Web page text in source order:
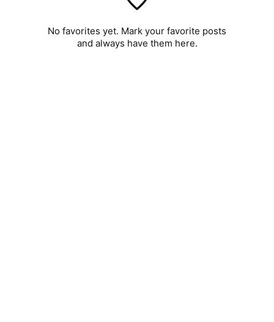
No favorites yet. Mark your favorite posts
and always have them here.